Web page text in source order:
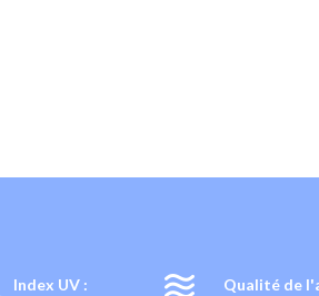
Index UV :
Qualité de